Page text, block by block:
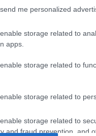
me personalized
storage related to
apps.
storage related to
storage related to
storage related to
and fraud prevention, and
Secretary of State
after delivering his
Sept. 21, 2004." A kép
Bush integet a
egy tükrözéssel került